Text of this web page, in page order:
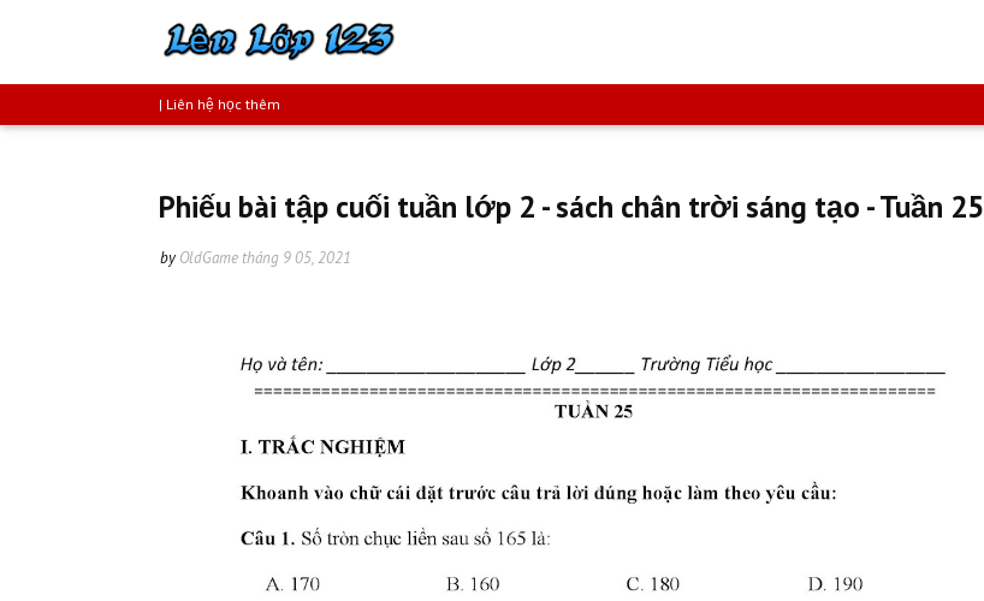
| Liên hệ học thêm
Phiếu bài tập cuối tuần lớp 2 - sách chân trời sáng tạo - Tuần 25
by OldGame tháng 9 05, 2021